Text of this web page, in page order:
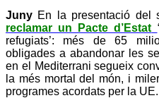
Juny En la presentació del
reclamar un Pacte d’Estat
refugiats’: més de 65
obligades a abandonar les
en el Mediterrani segueix
la més mortal del món, i
programes acordats per la UE.